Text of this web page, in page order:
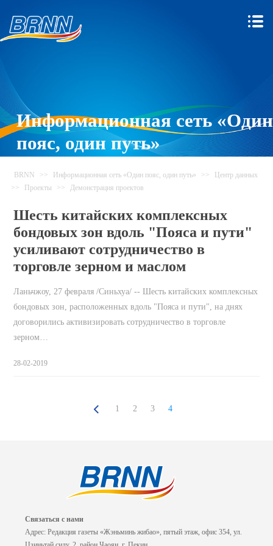
Информационная сеть «Один
пояс, один путь»
BRNN >> Информационная сеть «Один пояс, один путь» >>
Центр данных
>>
Проекты >> Демонстрация проектов
Шесть китайских комплексных
бондовых зон вдоль "Пояса и пути"
усиливают сотрудничество в
торговле зерном и маслом
Ланьчжоу, 27 февраля /Синьхуа/ -- Шесть китайских комплексных
бондовых зон, расположенных вдоль "Пояса и пути", на днях
договорились активизировать сотрудничество в торговле
зерном…
28-02-2019
1 2 3 4
Связаться с нами
Адрес: Редакция газеты «Жэньминь жибао», пятый этаж, офис 354, ул.